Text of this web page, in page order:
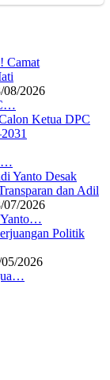
08/2026
07/2026
Yanto…
2026